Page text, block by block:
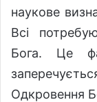
наукове
Всі
Бога. Це
Одкровення